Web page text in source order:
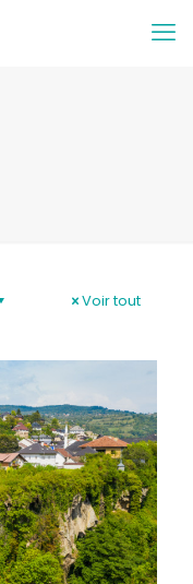
Voir tout